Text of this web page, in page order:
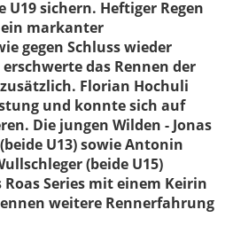
U19 sichern. Heftiger Regen
markanter
gegen Schluss wieder
das Rennen der
Florian Hochuli
und konnte sich auf
Die jungen Wilden - Jonas
U13) sowie Antonin
(beide U15)
Series mit einem Keirin
weitere Rennerfahrung